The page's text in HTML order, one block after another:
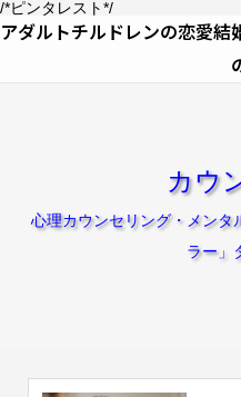
/*ピンタレスト*/
アダルトチルドレンの恋愛
カウ
心理カウンセリング・メンタ
ラー」